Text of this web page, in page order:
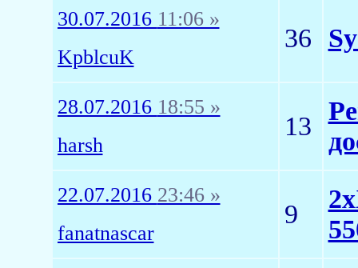
30.07.2016 11:06 »
KpblcuK
36
28.07.2016 18:55 »
harsh
13
22.07.2016 23:46 »
fanatnascar
9